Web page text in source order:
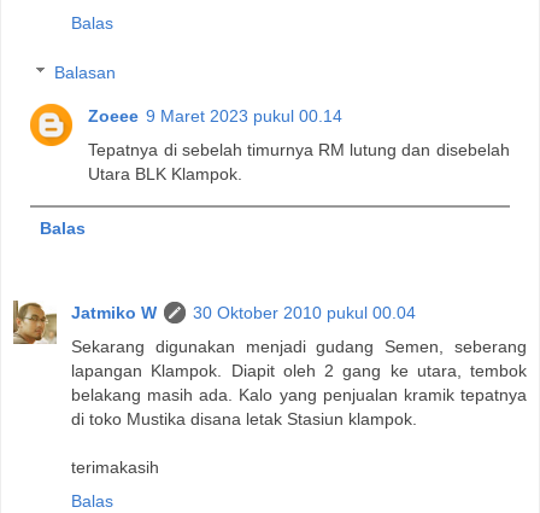
Balas
Balasan
Zoeee 9 Maret 2023 pukul 00.14
Tepatnya di sebelah timurnya RM lutung dan disebelah
Utara BLK Klampok.
Balas
Jatmiko W
30 Oktober 2010 pukul 00.04
Sekarang digunakan menjadi gudang Semen, seberang
lapangan Klampok. Diapit oleh 2 gang ke utara, tembok
belakang masih ada. Kalo yang penjualan kramik tepatnya
di toko Mustika disana letak Stasiun klampok.
terimakasih
Balas